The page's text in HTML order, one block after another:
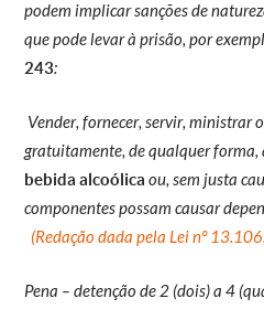
podem implicar sanções de
que pode levar à prisão, por
243:
Vender, fornecer, servir, ministrar
gratuitamente, de qualquer forma,
bebida alcoólica ou, sem justa
componentes possam causar
(Redação dada pela Lei nº
Pena – detenção de 2 (dois) a 4